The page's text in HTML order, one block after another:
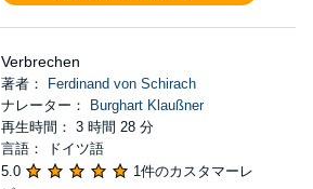
Verbrechen
著者：
Ferdinand von Schirach
ナレーター：
Burghart Klaußner
再生時間： 3 時間 28 分
言語： ドイツ語
5.0
1件のカスタマーレ